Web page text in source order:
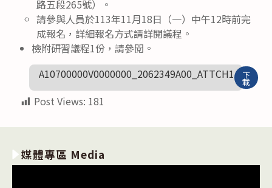
路五段265號）。
請參與人員於113年11月18日（一）中午12時前完
成報名，詳細報名方式請詳閱議程。
檢附研習議程1份，請參閱。
A10700000V0000000_2062349A00_ATTCH1
下
載
Post Views: 181
媒體專區 Media